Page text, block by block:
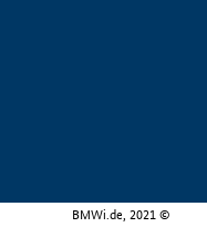
BMWi.de, 2021 ©